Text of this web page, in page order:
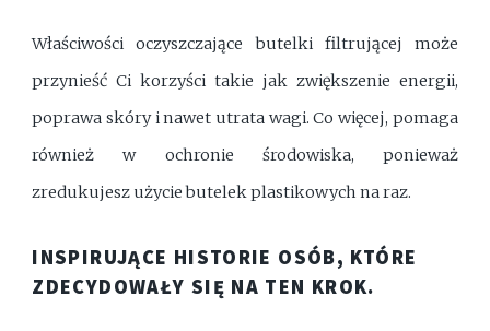
Właściwości oczyszczające butelki filtrującej może
przynieść Ci korzyści takie jak zwiększenie energii,
poprawa skóry i nawet utrata wagi. Co więcej, pomaga
również w ochronie środowiska, ponieważ
zredukujesz użycie butelek plastikowych na raz.
INSPIRUJĄCE HISTORIE OSÓB, KTÓRE
ZDECYDOWAŁY SIĘ NA TEN KROK.